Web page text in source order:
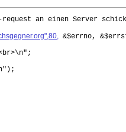
request an einen Server
&$errno,